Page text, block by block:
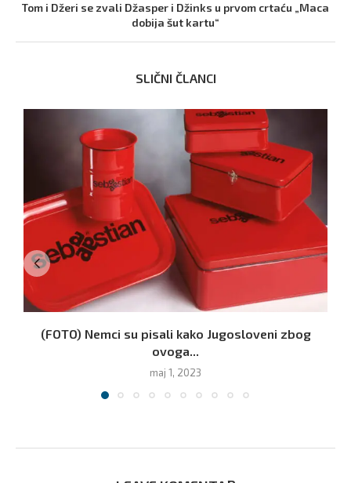
Tom i Džeri se zvali Džasper i Džinks u prvom crtaću „Maca
dobija šut kartu“
SLIČNI ČLANCI
(FOTO) Nemci su pisali kako Jugosloveni zbog
ovoga...
maj 1, 2023